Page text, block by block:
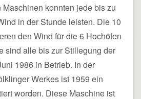
konnten jede bis zu
in der Stunde leisten. Die 10
den Wind für die 6 Hochöfen
sind alle bis zur Stillegung der
1986 in Betrieb. In der
Werkes ist 1959 ein
worden. Diese Maschine ist